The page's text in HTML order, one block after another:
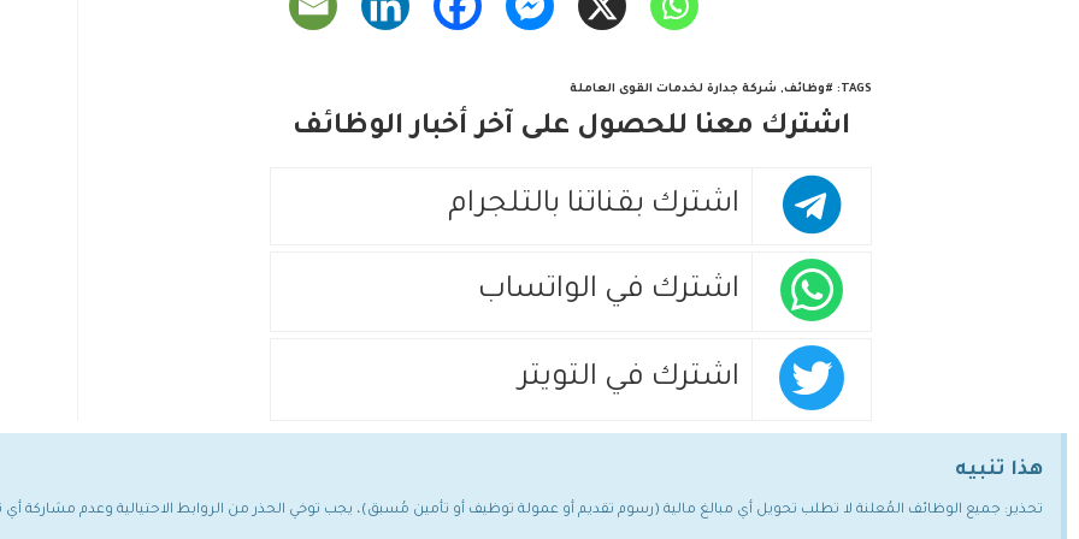
TAGS
: #وظائف, شركة جدارة لخدمات القوى العاملة
اشترك معنا للحصول على آخر أخبار الوظائف
اشترك بقناتنا بالتلجرام
اشترك في الواتساب
اشترك في التويتر
هذا تنبيه
تحذير: جميع الوظائف المُعلنة لا تطلب تحويل أي مبالغ مالية (رسوم تقديم أو عمولة توظيف أو تأمين مُسبق)، يجب توخي الحذر من الروابط الاحتيالية وعدم مشاركة